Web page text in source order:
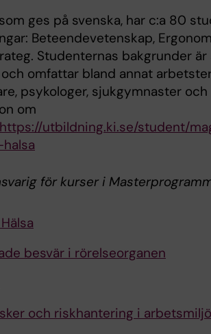
ges på svenska, har c:a 80
Beteendevetenskap,
Studenternas bakgrunder
omfattar bland annat
psykologer, sjukgymnaster
om
https://utbildning.ki.se/student/
för kurser i
besvär i rörelseorganen
och riskhantering i